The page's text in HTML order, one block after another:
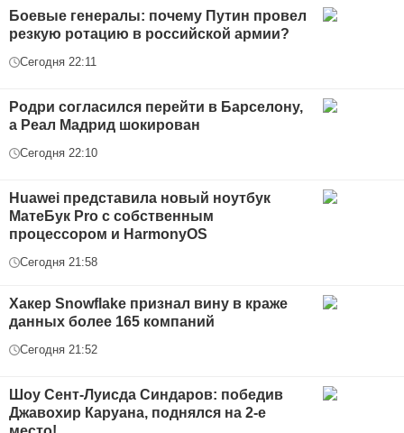
Боевые генералы: почему Путин провел
резкую ротацию в российской армии?
Сегодня 22:11
Родри согласился перейти в Барселону,
а Реал Мадрид шокирован
Сегодня 22:10
Huawei представила новый ноутбук
МатеБук Pro с собственным
процессором и HarmonyOS
Сегодня 21:58
Хакер Snowflake признал вину в краже
данных более 165 компаний
Сегодня 21:52
Шоу Сент-Луисда Синдаров: победив
Джавохир Каруана, поднялся на 2-е